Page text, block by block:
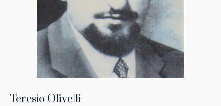
Teresio Olivelli